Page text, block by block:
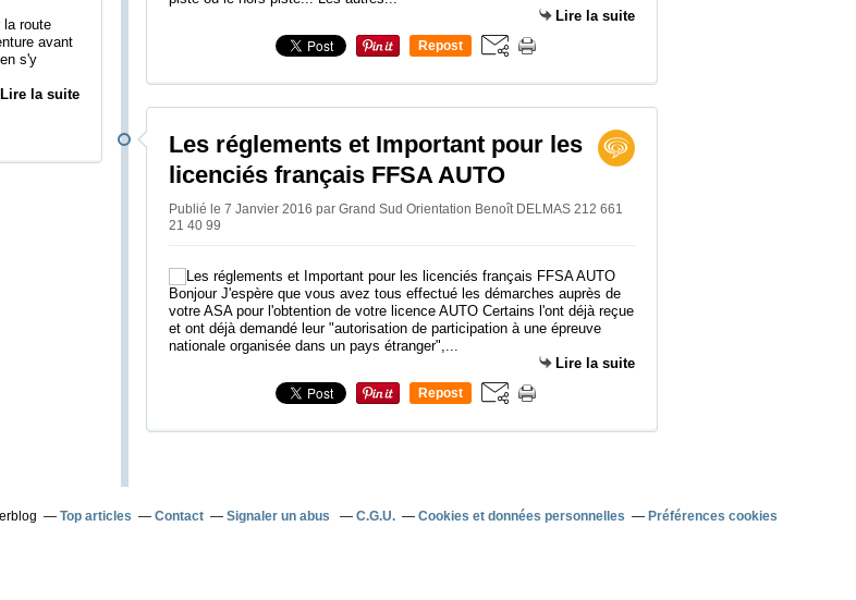
la route
avant
s'y
Lire la suite
Lire la suite
Repost
Les réglements et Important pour les
licenciés français FFSA AUTO
Publié le 7 Janvier 2016 par Grand Sud Orientation Benoît DELMAS 212 661
21 40 99
Bonjour J'espère que vous avez tous effectué les démarches auprès de
votre ASA pour l'obtention de votre licence AUTO Certains l'ont déjà reçue
et ont déjà demandé leur "autorisation de participation à une épreuve
nationale organisée dans un pays étranger",...
Lire la suite
Repost
Top articles Contact Signaler un abus C.G.U. Cookies et données personnelles Préférences cookies